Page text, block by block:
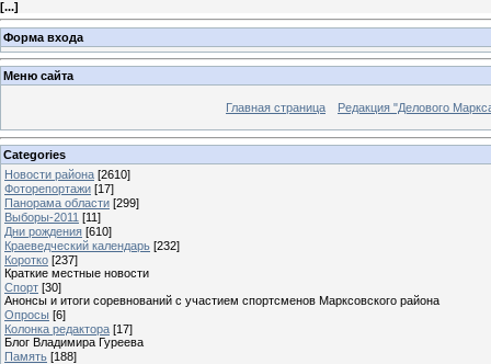
[...]
Форма входа
Меню сайта
Главная страница Редакция "Делового
Categories
Новости района [2610]
Фоторепортажи [17]
Панорама области [299]
Выборы-2011 [11]
Дни рождения [610]
Краеведческий календарь [232]
Коротко [237]
Краткие местные новости
Спорт [30]
Анонсы и итоги соревнований с участием спортсменов Марксовского района
Опросы [6]
Колонка редактора [17]
Блог Владимира Гуреева
Память [188]